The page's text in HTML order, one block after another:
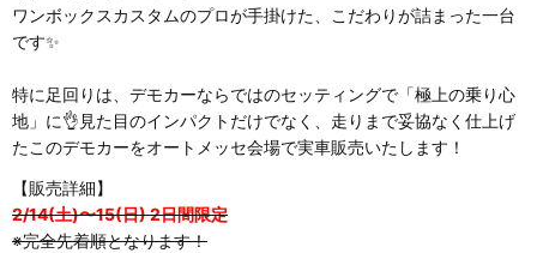
ワンボックスカスタムのプロが手掛けた、こだわりが詰まった一台
です✨
特に足回りは、デモカーならではのセッティングで「極上の乗り心
地」に👌見た目のインパクトだけでなく、走りまで妥協なく仕上げ
たこのデモカーをオートメッセ会場で実車販売いたします！
【販売詳細】
2/14(土)〜15(日) 2日間限定
※完全先着順となります！